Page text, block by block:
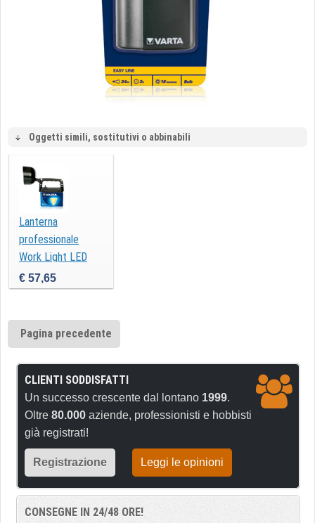
Oggetti simili, sostitutivi o abbinabili
Lanterna
professionale
Work Light LED
435
€ 57,65
Pagina precedente
CLIENTI SODDISFATTI
Un successo crescente dal lontano 1999.
Oltre 80.000 aziende, professionisti e hobbisti
già registrati!
Registrazione Leggi le opinioni
CONSEGNE IN 24/48 ORE!